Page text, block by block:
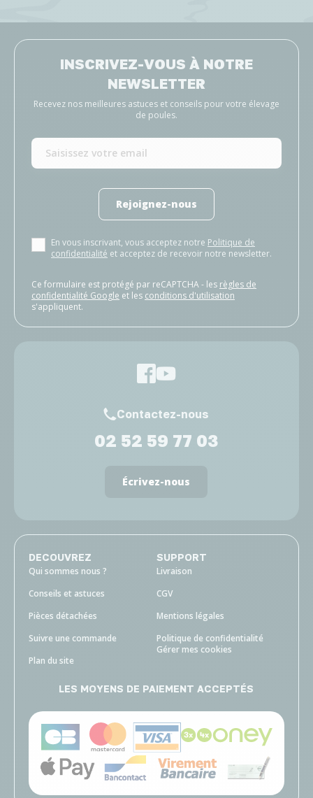
INSCRIVEZ-VOUS À NOTRE
NEWSLETTER
Recevez nos meilleures astuces et conseils pour votre élevage
de poules.
Rejoignez-nous
En vous inscrivant, vous acceptez notre Politique de
confidentialité et acceptez de recevoir notre newsletter.
Ce formulaire est protégé par reCAPTCHA - les règles de
confidentialité Google et les conditions d'utilisation
s'appliquent.
Contactez-nous
02 52 59 77 03
Écrivez-nous
DECOUVREZ
Qui sommes nous ?
Conseils et astuces
Pièces détachées
Suivre une commande
Plan du site
SUPPORT
Livraison
CGV
Mentions légales
Politique de confidentialité
Gérer mes cookies
LES MOYENS DE PAIEMENT ACCEPTÉS